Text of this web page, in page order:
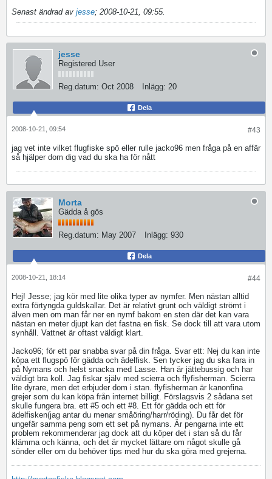
Senast ändrad av jesse; 2008-10-21, 09:55.
jesse
Registered User
Reg.datum: Oct 2008 Inlägg: 20
Dela
#43
2008-10-21, 09:54
jag vet inte vilket flugfiske spö eller rulle jacko96 men fråga på en affär
så hjälper dom dig vad du ska ha för nått
Morta
Gädda å gös
Reg.datum: May 2007 Inlägg: 930
Dela
#44
2008-10-21, 18:14
Hej! Jesse; jag kör med lite olika typer av nymfer. Men nästan alltid
extra förtyngda guldskallar. Det är relativt grunt och väldigt strömt i
älven men om man får ner en nymf bakom en sten där det kan vara
nästan en meter djupt kan det fastna en fisk. Se dock till att vara utom
synhåll. Vattnet är oftast väldigt klart.
Jacko96; för ett par snabba svar på din fråga. Svar ett: Nej du kan inte
köpa ett flugspö för gädda och ädelfisk. Sen tycker jag du ska fara in
på Nymans och helst snacka med Lasse. Han är jättebussig och har
väldigt bra koll. Jag fiskar själv med scierra och flyfisherman. Scierra
lite dyrare, men det erbjuder dom i stan. flyfisherman är kanonfina
grejer som du kan köpa från internet billigt. Förslagsvis 2 sådana set
skulle fungera bra. ett #5 och ett #8. Ett för gädda och ett för
ädelfisken(jag antar du menar småöring/harr/röding). Du får det för
ungefär samma peng som ett set på nymans. Är pengarna inte ett
problem rekommenderar jag dock att du köper det i stan så du får
klämma och känna, och det är mycket lättare om något skulle gå
sönder eller om du behöver tips med hur du ska göra med grejerna.